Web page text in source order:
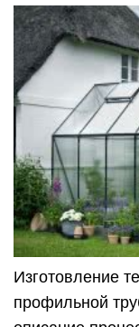
Изготовление
профильной